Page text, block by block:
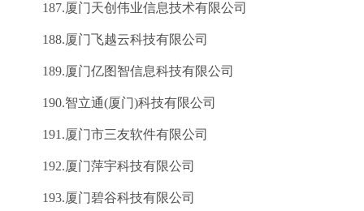
187.厦门天创伟业信息技术有限公司
188.厦门飞越云科技有限公司
189.厦门亿图智信息科技有限公司
190.智立通(厦门)科技有限公司
191.厦门市三友软件有限公司
192.厦门萍宇科技有限公司
193.厦门碧谷科技有限公司